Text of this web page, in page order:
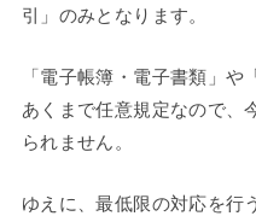
引」のみとなります。
「電子帳簿・電子書類」や
あくまで任意規定なので、
られません。
ゆえに、最低限の対応を行